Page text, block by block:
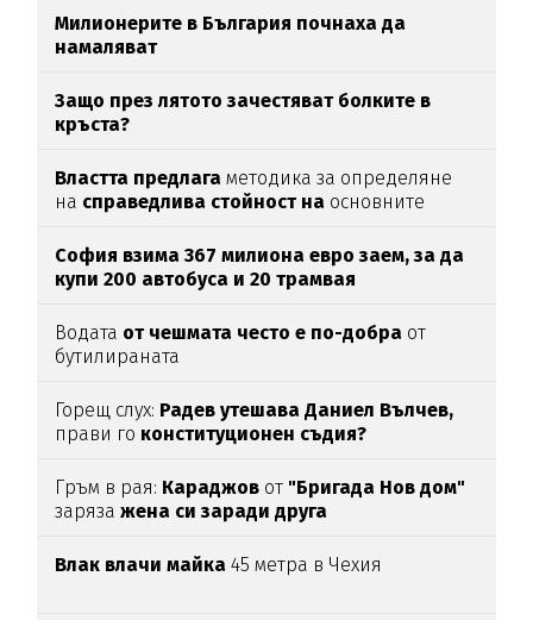
Милионерите в България почнаха да
намаляват
Защо през лятото зачестяват болките в
кръста?
Властта предлага методика за определяне
на справедлива стойност на основните
София взима 367 милиона евро заем, за да
купи 200 автобуса и 20 трамвая
Водата от чешмата често е по-добра от
бутилираната
Горещ слух: Радев утешава Даниел Вълчев,
прави го конституционен съдия?
Гръм в рая: Караджов от "Бригада Нов дом"
зарязажена си заради друга
Влак влачи майка 45 метра в Чехия